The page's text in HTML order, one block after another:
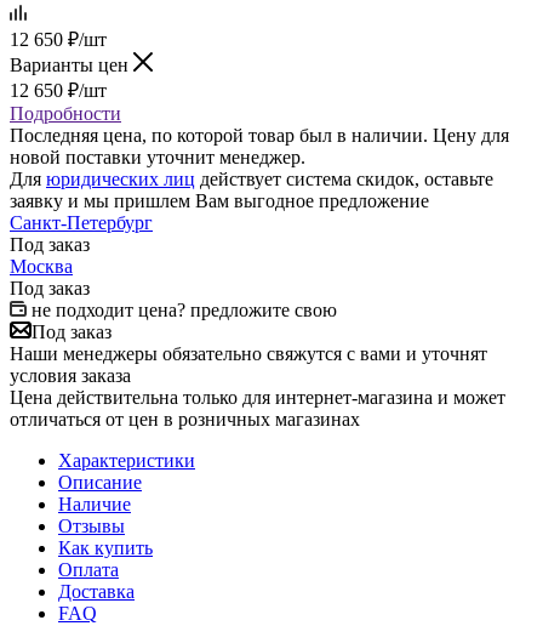
12 650 ₽/шт
Варианты цен
12 650 ₽/шт
Подробности
Последняя цена, по которой товар был в наличии. Цену для
новой поставки уточнит менеджер.
Для юридических лиц действует система скидок, оставьте
заявку и мы пришлем Вам выгодное предложение
Санкт-Петербург
Под заказ
Москва
Под заказ
не подходит цена? предложите свою
Под заказ
Наши менеджеры обязательно свяжутся с вами и уточнят
условия заказа
Цена действительна только для интернет-магазина и может
отличаться от цен в розничных магазинах
Характеристики
Описание
Наличие
Отзывы
Как купить
Оплата
Доставка
FAQ